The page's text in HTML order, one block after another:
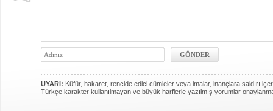
UYARI: Küfür, hakaret, rencide edici cümleler veya imalar, inançlara saldırı
Türkçe karakter kullanılmayan ve büyük harflerle yazılmış yorumlar